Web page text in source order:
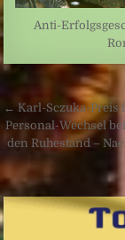
Anti-
← Karl-Sczuka-Preis
Personal-Wechsel
den Ruhestand –